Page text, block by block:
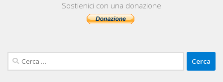
Sostienici con una donazione
Ricerca
per: